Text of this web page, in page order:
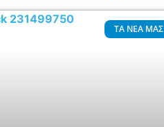
ΤΑ ΝΈΑ ΜΑΣ